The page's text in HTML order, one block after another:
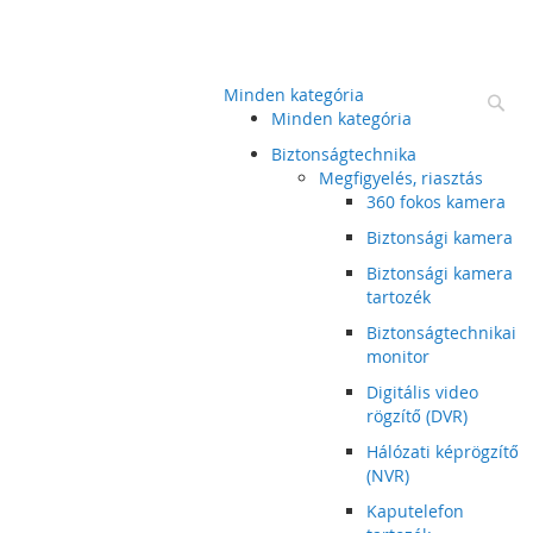
Minden kategória
Minden kategória
Biztonságtechnika
Megfigyelés, riasztás
360 fokos kamera
Biztonsági kamera
Biztonsági kamera
tartozék
Biztonságtechnikai
monitor
Digitális video
rögzítő (DVR)
Hálózati képrögzítő
(NVR)
Kaputelefon